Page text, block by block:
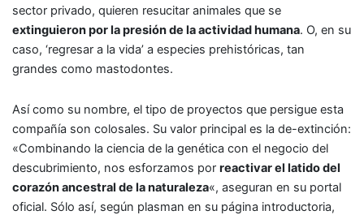
sector privado, quieren resucitar animales que se
extinguieron por la presión de la actividad humana. O, en su
caso, ‘regresar a la vida’ a especies prehistóricas, tan
grandes como mastodontes.
Así como su nombre, el tipo de proyectos que persigue esta
compañía son colosales. Su valor principal es la de-extinción:
«Combinando la ciencia de la genética con el negocio del
descubrimiento, nos esforzamos por reactivar el latido del
corazón ancestral de la naturaleza«, aseguran en su portal
oficial. Sólo así, según plasman en su página introductoria,